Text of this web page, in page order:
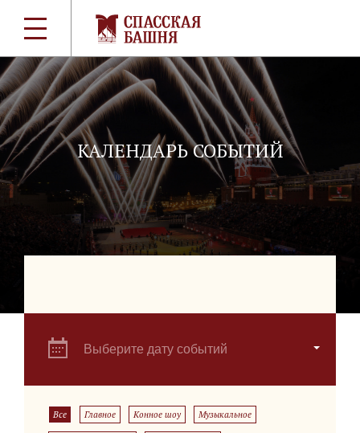
КАЛЕНДАРЬ СОБЫТИЙ
Выберите дату событий
Все Главное Конное шоу Музыкальное